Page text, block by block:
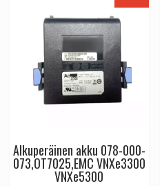
Alkuperäinen akku 078-000-
073,OT7025,EMC VNXe3300
VNXe5300